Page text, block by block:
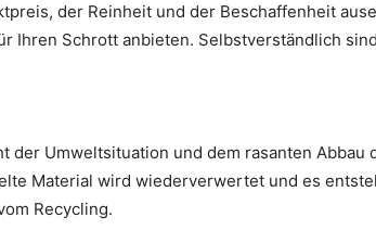
der Reinheit und der Beschaffenheit
Ihren Schrott anbieten. Selbstverständlich
der Umweltsituation und dem rasanten
Material wird wiederverwertet und es
Recycling.